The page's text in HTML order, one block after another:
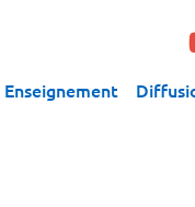
Enseignement